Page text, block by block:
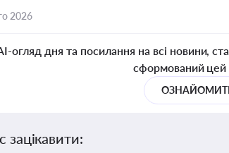
2026
огляд дня та посилання на всі новини,
сформований цей
зацікавити: